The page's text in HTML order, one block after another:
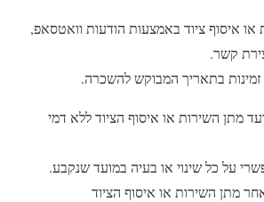
או איסוף ציוד באמצעות הודעות וואטסאפ,
קשר.
זמינות בתאריך המבוקש להשכרה.
מתן השירות או איסוף הציוד ללא דמי
על כל שינוי או בעיה במועד שנקבע.
מתן השירות או איסוף הציוד